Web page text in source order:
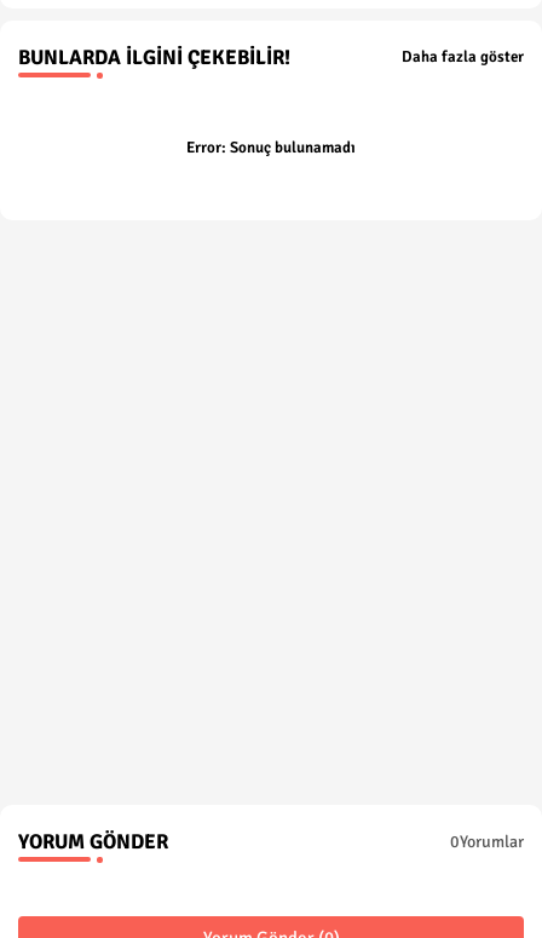
BUNLARDA İLGINI ÇEKEBILIR! Daha fazla göster
Error: Sonuç bulunamadı
YORUM GÖNDER 0Yorumlar